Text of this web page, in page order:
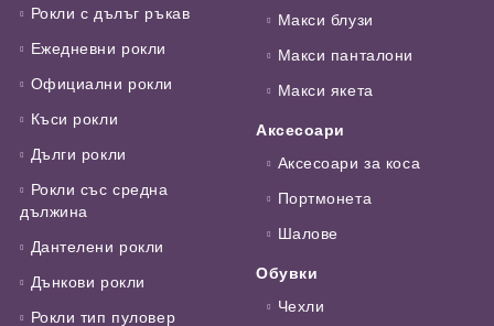
Рокли с дълъг ръкав
Ежедневни рокли
Официални рокли
Къси рокли
Дълги рокли
Рокли със средна
дължина
Дантелени рокли
Дънкови рокли
Рокли тип пуловер
Макси блузи
Макси панталони
Макси якета
Аксесоари
Аксесоари за коса
Портмонета
Шалове
Обувки
Чехли